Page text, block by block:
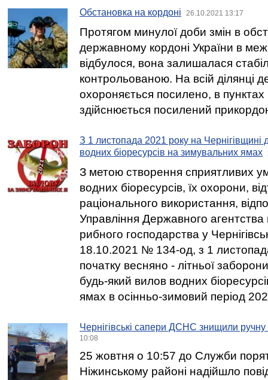
Обстановка на кордоні 26.10.2021 13:17
Протягом минулої доби змін в
державному кордоні України в
відбулося, вона залишалася
контрольованою. На всій ділянці
охороняється посилено, в пунктах
здійснюється посилений
З 1 листопада 2021 року на Чернігівщині
водних біоресурсів на зимувальних ямах
З метою створення сприятливих
водних біоресурсів, їх охорони,
раціонального використання,
Управління Державного агентства
рибного господарства у
18.10.2021 № 134-од, з 1
початку весняно - літньої
будь-який вилов водних
ямах в осінньо-зимовий період
Чернігівські сапери ДСНС знищили
10:08
25 жовтня о 10:57 до Служби
Ніжинському районі надійшло